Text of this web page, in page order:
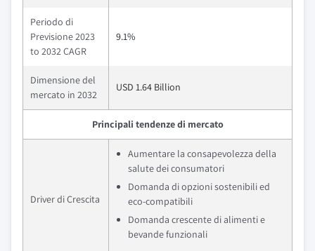
Periodo di
Previsione 2023
to 2032 CAGR
9.1%
Dimensione del
mercato in 2032
USD 1.64 Billion
Principali tendenze di mercato
Driver di Crescita
Aumentare la consapevolezza della
salute dei consumatori
Domanda di opzioni sostenibili ed
eco-compatibili
Domanda crescente di alimenti e
bevande funzionali